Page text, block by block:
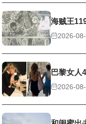
海贼王
2026-
巴黎女人
2026-